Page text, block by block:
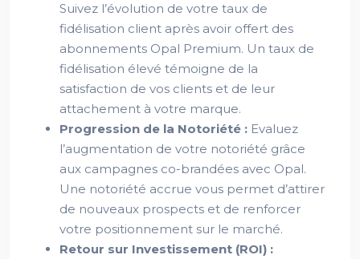
Suivez l’évolution de votre taux de
fidélisation client après avoir offert des
abonnements Opal Premium. Un taux de
fidélisation élevé témoigne de la
satisfaction de vos clients et de leur
attachement à votre marque.
Progression de la Notoriété : Evaluez
l’augmentation de votre notoriété grâce
aux campagnes co-brandées avec Opal.
Une notoriété accrue vous permet d’attirer
de nouveaux prospects et de renforcer
votre positionnement sur le marché.
Retour sur Investissement (ROI) :